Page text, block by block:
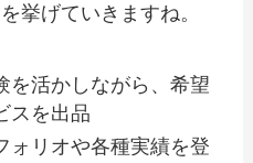
挙げていきますね。
を活かしながら、希望
スを出品
ォリオや各種実績を登